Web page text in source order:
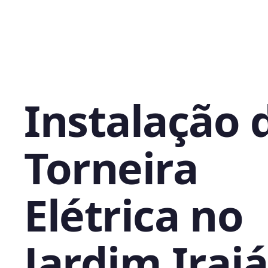
Instalação
Torneira
Elétrica no